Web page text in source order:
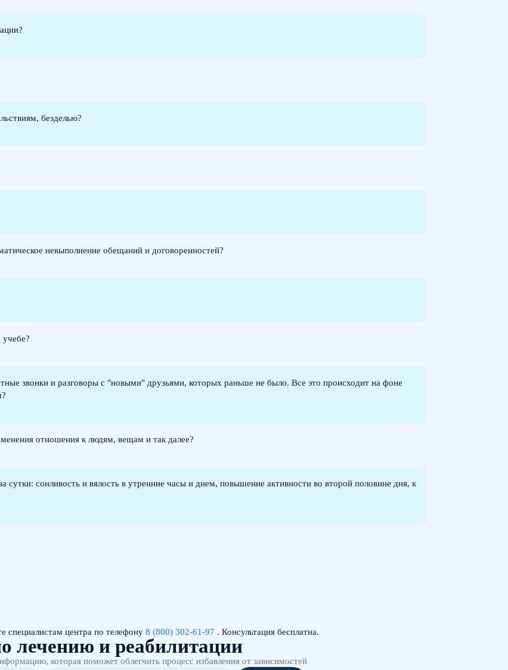
безделью?
невыполнение обещаний и договоренностей?
звонки и разговоры с "новыми" друзьями, которых раньше не было. Все это происходит на фоне
отношения к людям, вещам и так далее?
сутки: сонливость и вялость в утренние часы и днем, повышение активности во второй половине дня, к
специалистам центра по телефону 8 (800) 302-61-97 . Консультация бесплатна.
лечению и реабилитации
которая поможет облегчить процесс избавления от зависимостей